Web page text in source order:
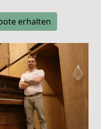
erhalten